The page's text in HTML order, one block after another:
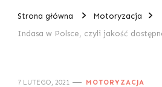
Strona główna
Motoryzacja
Indasa w Polsce, czyli jakość
7 LUTEGO, 2021 MOTORYZACJA